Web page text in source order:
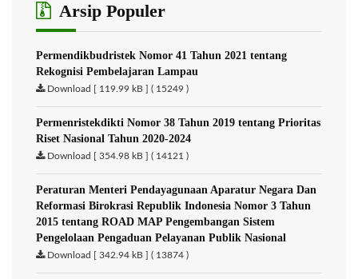
Arsip Populer
Permendikbudristek Nomor 41 Tahun 2021 tentang
Rekognisi Pembelajaran Lampau
Download [ 119.99 kB ] ( 15249 )
Permenristekdikti Nomor 38 Tahun 2019 tentang Prioritas
Riset Nasional Tahun 2020-2024
Download [ 354.98 kB ] ( 14121 )
Peraturan Menteri Pendayagunaan Aparatur Negara Dan
Reformasi Birokrasi Republik Indonesia Nomor 3 Tahun
2015 tentang ROAD MAP Pengembangan Sistem
Pengelolaan Pengaduan Pelayanan Publik Nasional
Download [ 342.94 kB ] ( 13874 )